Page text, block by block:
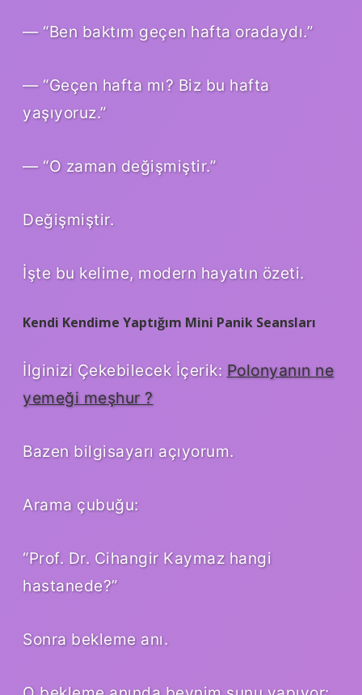
— “Ben baktım geçen hafta oradaydı.”
— “Geçen hafta mı? Biz bu hafta
yaşıyoruz.”
— “O zaman değişmiştir.”
Değişmiştir.
İşte bu kelime, modern hayatın özeti.
Kendi Kendime Yaptığım Mini Panik Seansları
İlginizi Çekebilecek İçerik: Polonyanın ne
yemeği meşhur ?
Bazen bilgisayarı açıyorum.
Arama çubuğu:
“Prof. Dr. Cihangir Kaymaz hangi
hastanede?”
Sonra bekleme anı.